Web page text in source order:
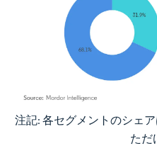
画像 © Mordor Intelligence。再利用
注記: 各セグメントのシェ
ただ